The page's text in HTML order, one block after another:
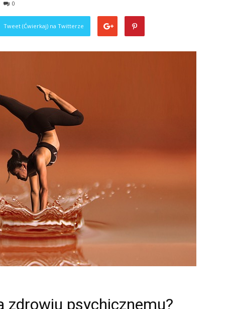
0
Tweet (Ćwierkaj) na Twitterze
zdrowiu psychicznemu?